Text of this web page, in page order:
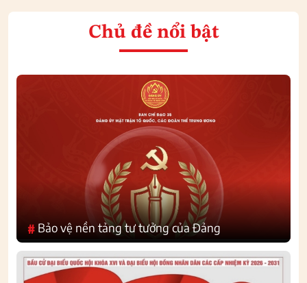
Chủ đề nổi bật
# Bảo vệ nền tảng tư tưởng của Đảng